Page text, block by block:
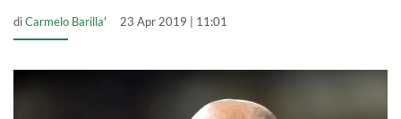
diCarmelo Barilla' 23 Apr 2019 | 11:01